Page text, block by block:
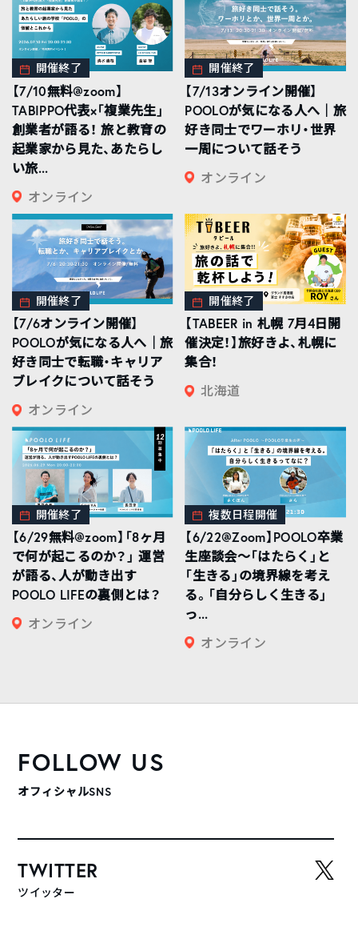
開催終了
【7/10無料@zoom】
TABIPPO代表×「複業先生」
創業者が語る！ 旅と教育の
起業家から見た、あたらし
い旅...
オンライン
開催終了
【7/13オンライン開催】
POOLOが気になる人へ｜旅
好き同士でワーホリ・世界
一周について話そう
オンライン
開催終了
【7/6オンライン開催】
POOLOが気になる人へ｜旅
好き同士で転職・キャリア
ブレイクについて話そう
オンライン
開催終了
【TABEER in 札幌 7月4日開
催決定！】旅好きよ、札幌に
集合！
北海道
開催終了
【6/29無料@zoom】「8ヶ月
で何が起こるのか？」 運営
が語る、人が動き出す
POOLO LIFEの裏側とは？
オンライン
複数日程開催
【6/22@Zoom】POOLO卒業
生座談会〜「はたらく」と
「生きる」の境界線を考え
る。「自分らしく生きる」
っ...
オンライン
FOLLOW US
オフィシャルSNS
TWITTER
ツイッター